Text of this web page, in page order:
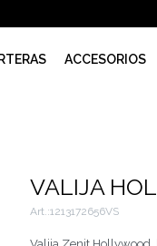
ACCESORIOS
VALIJA
1213172656VS